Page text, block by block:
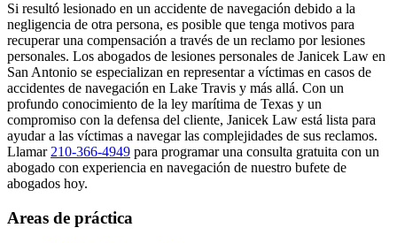
Si resultó lesionado en un accidente de navegación debido a la
negligencia de otra persona, es posible que tenga motivos para
recuperar una compensación a través de un reclamo por lesiones
personales. Los abogados de lesiones personales de Janicek Law en
San Antonio se especializan en representar a víctimas en casos de
accidentes de navegación en Lake Travis y más allá. Con un
profundo conocimiento de la ley marítima de Texas y un
compromiso con la defensa del cliente, Janicek Law está lista para
ayudar a las víctimas a navegar las complejidades de sus reclamos.
Llamar 210-366-4949 para programar una consulta gratuita con un
abogado con experiencia en navegación de nuestro bufete de
abogados hoy.
Areas de práctica